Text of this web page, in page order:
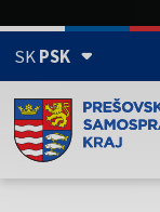
SKPSK
Doména psk.sk je
Toto je oficiálna